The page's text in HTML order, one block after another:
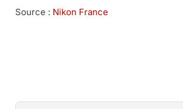
Source : Nikon France